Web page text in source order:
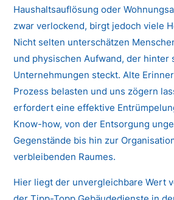
Haushaltsauflösung oder
zwar verlockend, birgt jedoch viele
Nicht selten unterschätzen
und physischen Aufwand, der hinter
Unternehmungen steckt. Alte
Prozess belasten und uns zögern
erfordert eine effektive
Know-how, von der Entsorgung
Gegenstände bis hin zur
verbleibenden Raumes.
Hier liegt der unvergleichbare Wert